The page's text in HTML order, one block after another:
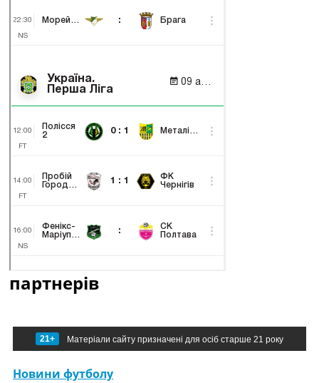
партнерів
21+ Матеріали сайту призначені для осіб старше 21 року
Новини футболу